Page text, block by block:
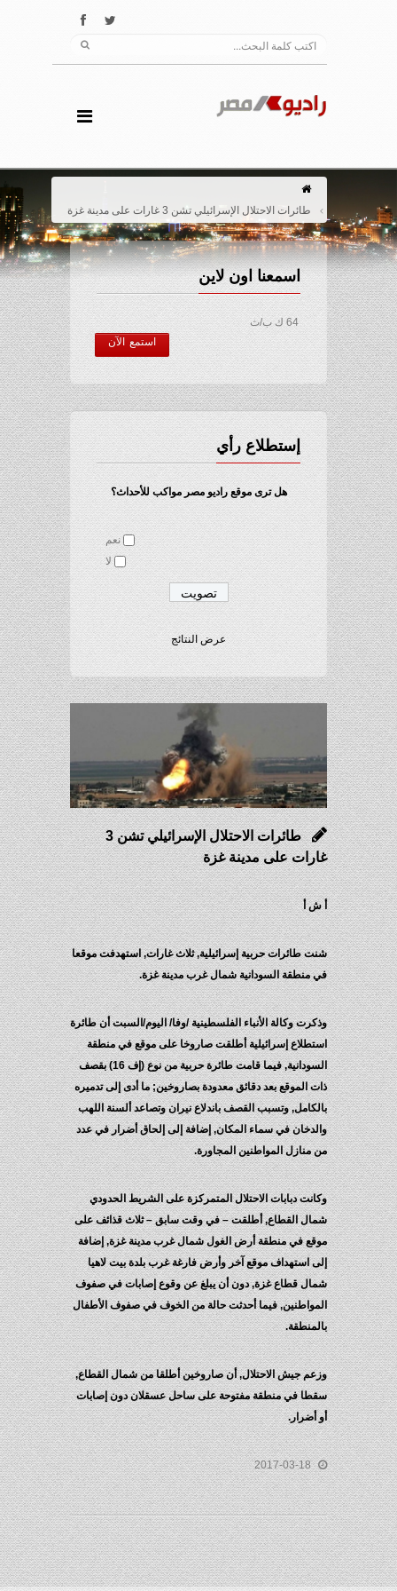
طائرات الاحتلال الإسرائيلي تشن 3 غارات على مدينة غزة
اسمعنا اون لاين
64 ك ب/ث
استمع الآن
إستطلاع رأي
هل ترى موقع راديو مصر مواكب للأحداث؟
نعم
لا
عرض النتائج
طائرات الاحتلال الإسرائيلي تشن 3
غارات على مدينة غزة
أ ش أ
شنت طائرات حربية إسرائيلية, ثلاث غارات, استهدفت موقعا
في منطقة السودانية شمال غرب مدينة غزة.
وذكرت وكالة الأنباء الفلسطينية /وفا/ اليوم/السبت أن طائرة
استطلاع إسرائيلية أطلقت صاروخا على موقع في منطقة
السودانية, فيما قامت طائرة حربية من نوع (إف 16) بقصف
ذات الموقع بعد دقائق معدودة بصاروخين; ما أدى إلى تدميره
بالكامل, وتسبب القصف باندلاع نيران وتصاعد ألسنة اللهب
والدخان في سماء المكان, إضافة إلى إلحاق أضرار في عدد
من منازل المواطنين المجاورة.
وكانت دبابات الاحتلال المتمركزة على الشريط الحدودي
شمال القطاع, أطلقت – في وقت سابق – ثلاث قذائف على
موقع في منطقة أرض الغول شمال غرب مدينة غزة, إضافة
إلى استهداف موقع آخر وأرض فارغة غرب بلدة بيت لاهيا
شمال قطاع غزة, دون أن يبلغ عن وقوع إصابات في صفوف
المواطنين, فيما أحدثت حالة من الخوف في صفوف الأطفال
بالمنطقة.
وزعم جيش الاحتلال, أن صاروخين أطلقا من شمال القطاع,
سقطا في منطقة مفتوحة على ساحل عسقلان دون إصابات
أو أضرار.
2017-03-18